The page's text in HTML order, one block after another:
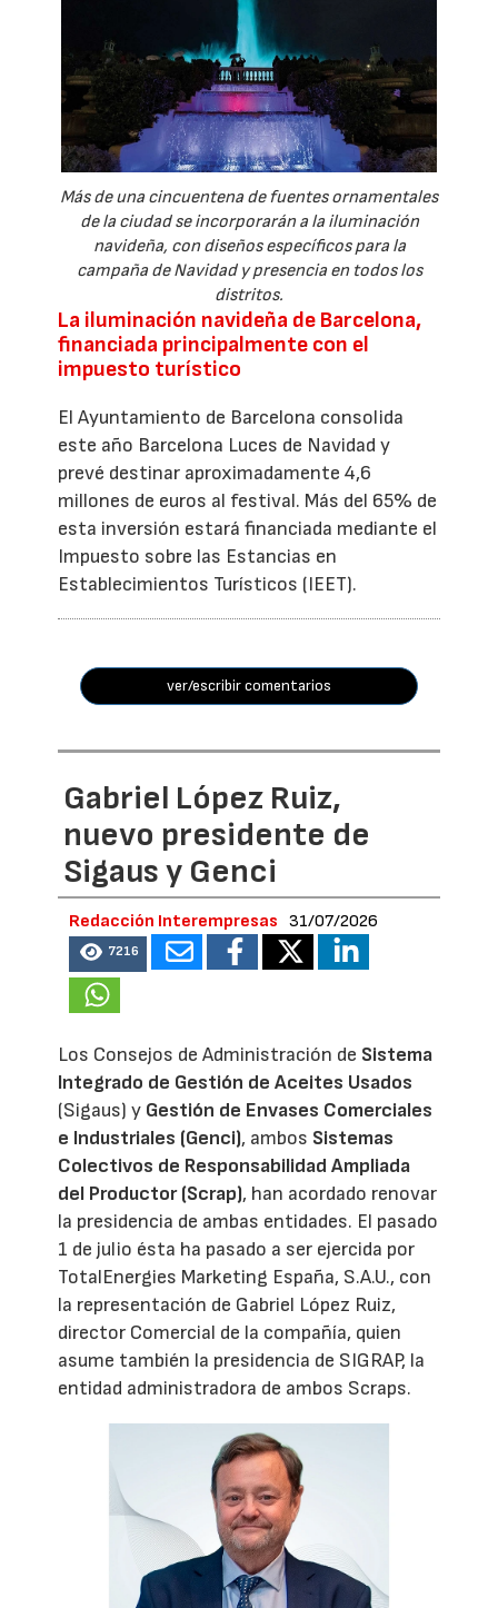
Más de una cincuentena de fuentes ornamentales
de la ciudad se incorporarán a la iluminación
navideña, con diseños específicos para la
campaña de Navidad y presencia en todos los
distritos.
La iluminación navideña de Barcelona,
financiada principalmente con el
impuesto turístico
El Ayuntamiento de Barcelona consolida
este año Barcelona Luces de Navidad y
prevé destinar aproximadamente 4,6
millones de euros al festival. Más del 65% de
esta inversión estará financiada mediante el
Impuesto sobre las Estancias en
Establecimientos Turísticos (IEET).
ver/escribir comentarios
Gabriel López Ruiz,
nuevo presidente de
Sigaus y Genci
Redacción Interempresas 31/07/2026
7216
Los Consejos de Administración de Sistema
Integrado de Gestión de Aceites Usados
(Sigaus) y Gestión de Envases Comerciales
e Industriales (Genci), ambos Sistemas
Colectivos de Responsabilidad Ampliada
del Productor (Scrap), han acordado renovar
la presidencia de ambas entidades. El pasado
1 de julio ésta ha pasado a ser ejercida por
TotalEnergies Marketing España, S.A.U., con
la representación de Gabriel López Ruiz,
director Comercial de la compañía, quien
asume también la presidencia de SIGRAP, la
entidad administradora de ambos Scraps.